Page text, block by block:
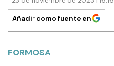
Añadir como fuente en
FORMOSA